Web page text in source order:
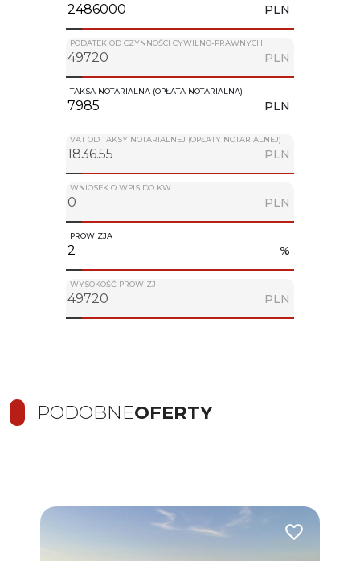
PLN
PODATEK OD CZYNNOŚCI CYWILNO-PRAWNYCH
PLN
TAKSA NOTARIALNA (OPŁATA NOTARIALNA)
PLN
VAT OD TAKSY NOTARIALNEJ (OPŁATY NOTARIALNEJ)
PLN
WNIOSEK O WPIS DO KW
PLN
PROWIZJA
%
WYSOKOŚĆ PROWIZJI
PLN
PODOBNEOFERTY
Dodaj do